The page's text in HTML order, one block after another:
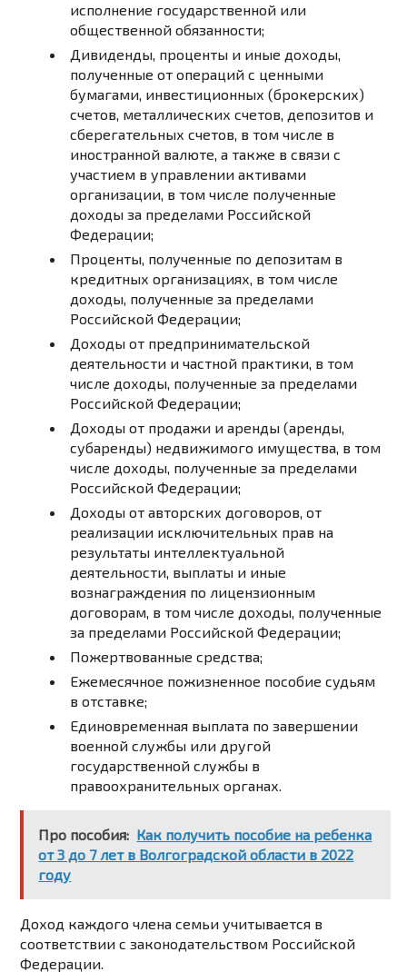
исполнение государственной или
общественной обязанности;
Дивиденды, проценты и иные доходы,
полученные от операций с ценными
бумагами, инвестиционных (брокерских)
счетов, металлических счетов, депозитов и
сберегательных счетов, в том числе в
иностранной валюте, а также в связи с
участием в управлении активами
организации, в том числе полученные
доходы за пределами Российской
Федерации;
Проценты, полученные по депозитам в
кредитных организациях, в том числе
доходы, полученные за пределами
Российской Федерации;
Доходы от предпринимательской
деятельности и частной практики, в том
числе доходы, полученные за пределами
Российской Федерации;
Доходы от продажи и аренды (аренды,
субаренды) недвижимого имущества, в том
числе доходы, полученные за пределами
Российской Федерации;
Доходы от авторских договоров, от
реализации исключительных прав на
результаты интеллектуальной
деятельности, выплаты и иные
вознаграждения по лицензионным
договорам, в том числе доходы, полученные
за пределами Российской Федерации;
Пожертвованные средства;
Ежемесячное пожизненное пособие судьям
в отставке;
Единовременная выплата по завершении
военной службы или другой
государственной службы в
правоохранительных органах.
Про пособия: Как получить пособие на ребенка
от 3 до 7 лет в Волгоградской области в 2022
году
Доход каждого члена семьи учитывается в
соответствии с законодательством Российской
Федерации.